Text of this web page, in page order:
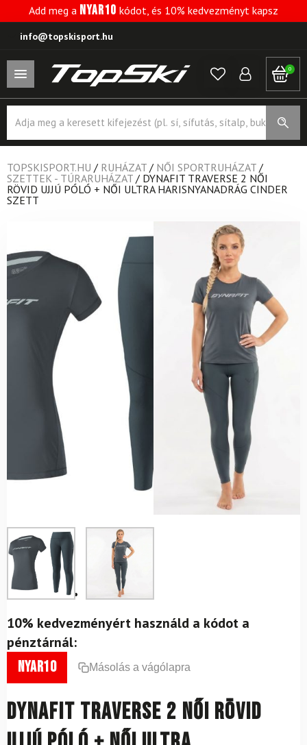
Add meg a NYAR10 kódot, és 10% kedvezményt kapsz
info@topskisport.hu
0
search
TOPSKISPORT.HU / RUHÁZAT / NŐI SPORTRUHÁZAT /
SZETTEK - TÚRARUHÁZAT / DYNAFIT TRAVERSE 2 NŐI
RÖVID UJJÚ PÓLÓ + NŐI ULTRA HARISNYANADRÁG CINDER
SZETT
10% kedvezményért használd a kódot a
pénztárnál:
nyar10 Másolás a vágólapra
DYNAFIT Traverse 2 női rövid